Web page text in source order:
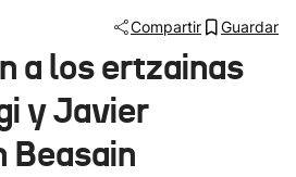
Ikusmiran
Eguraldia
Compartir Guardar
a los ertzainas
y Javier
Beasain